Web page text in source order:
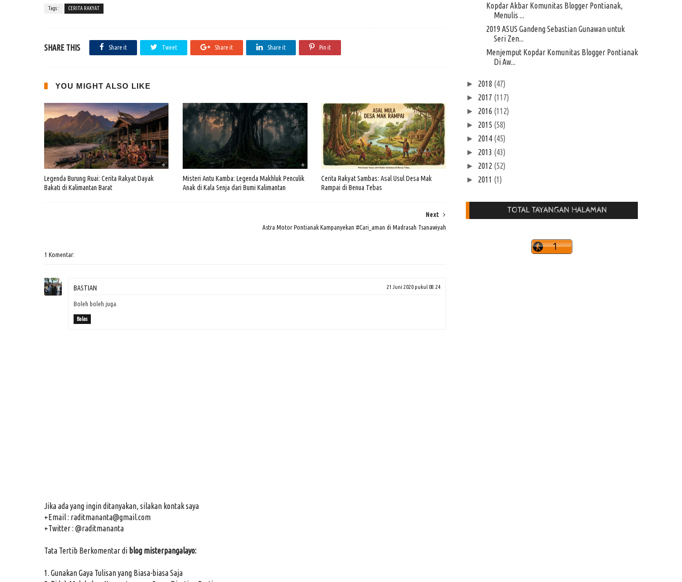
Tags : CERITA RAKYAT
SHARE THIS Share it Tweet Share it Share it Pin it
YOU MIGHT ALSO LIKE
Legenda Burung Ruai: Cerita Rakyat Dayak
Bakati di Kalimantan Barat
Misteri Antu Kamba: Legenda Makhluk Penculik
Anak di Kala Senja dari Bumi Kalimantan
Cerita Rakyat Sambas: Asal Usul Desa Mak
Rampai di Benua Tebas
Next
Astra Motor Pontianak Kampanyekan #Cari_aman di Madrasah Tsanawiyah
1 Komentar:
BASTIAN 21 Juni 2020 pukul 08.24
Boleh boleh juga.
Balas
Jika ada yang ingin ditanyakan, silakan kontak saya
+Email : raditmananta@gmail.com
+Twitter : @raditmananta
Tata Tertib Berkomentar di blog misterpangalayo:
1. Gunakan Gaya Tulisan yang Biasa-biasa Saja
Kopdar Akbar Komunitas Blogger Pontianak,
Menulis ...
2019 ASUS Gandeng Sebastian Gunawan untuk
Seri Zen...
Menjemput Kopdar Komunitas Blogger Pontianak
Di Aw...
► 2018 (47)
► 2017 (117)
► 2016 (112)
► 2015 (58)
► 2014 (45)
► 2013 (43)
► 2012 (52)
► 2011 (1)
TOTAL TAYANGAN HALAMAN